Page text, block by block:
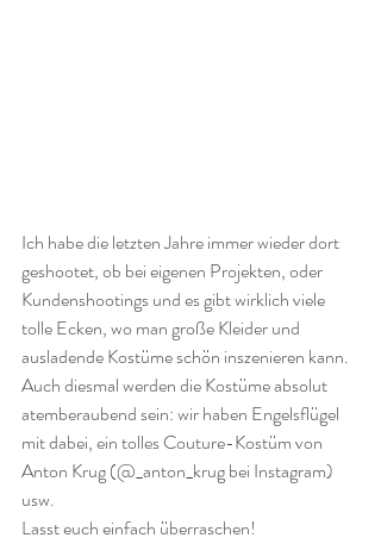
Ich habe die letzten Jahre immer wieder dort
geshootet, ob bei eigenen Projekten, oder
Kundenshootings und es gibt wirklich viele
tolle Ecken, wo man große Kleider und
ausladende Kostüme schön inszenieren kann.
Auch diesmal werden die Kostüme absolut
atemberaubend sein: wir haben Engelsflügel
mit dabei, ein tolles Couture-Kostüm von
Anton Krug (@_anton_krug bei Instagram)
usw.
Lasst euch einfach überraschen!